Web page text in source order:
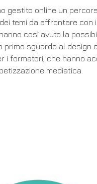
gestito online un
temi da affrontare con
così avuto la
primo sguardo al design
i formatori, che hanno
mediatica.